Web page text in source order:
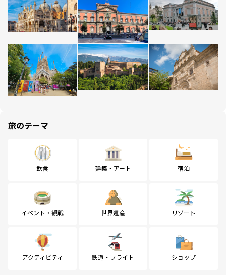
旅のテーマ
飲食 建築・アート 宿泊
イベント・観戦 世界遺産 リゾート
アクティビティ 鉄道・フライト ショップ